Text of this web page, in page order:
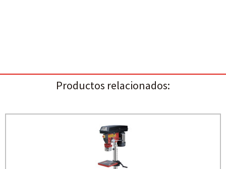
Productos relacionados: